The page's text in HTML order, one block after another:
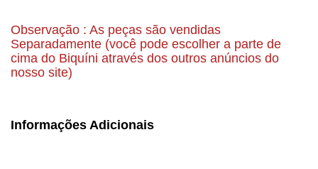
Observação : As peças são vendidas
Separadamente (você pode escolher a parte de
cima do Biquíni através dos outros anúncios do
nosso site)
Informações Adicionais